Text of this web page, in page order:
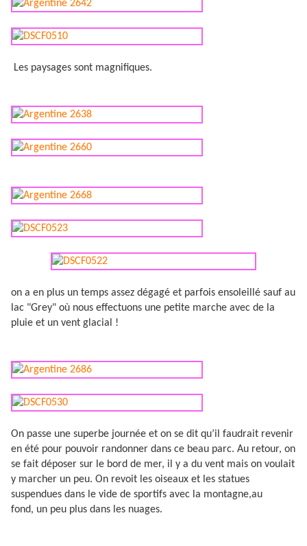
Les paysages sont magnifiques.
on a en plus un temps assez dégagé et parfois ensoleillé sauf au
lac "Grey" où nous effectuons une petite marche avec de la
pluie et un vent glacial !
On passe une superbe journée et on se dit qu’il faudrait revenir
en été pour pouvoir randonner dans ce beau parc. Au retour, on
se fait déposer sur le bord de mer, il y a du vent mais on voulait
y marcher un peu. On revoit les oiseaux et les statues
suspendues dans le vide de sportifs avec la montagne,au
fond, un peu plus dans les nuages.